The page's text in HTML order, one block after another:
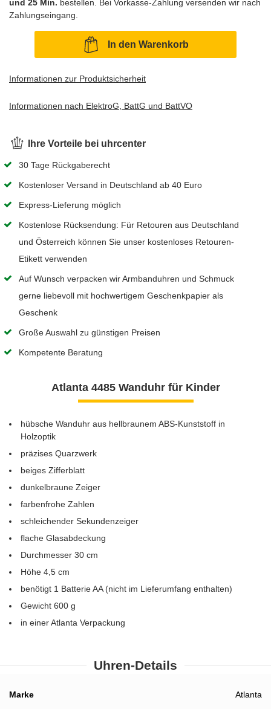
und 25 Min. bestellen. Bei Vorkasse-Zahlung versenden wir nach
Zahlungseingang.
In den Warenkorb
Informationen zur Produktsicherheit
Informationen nach ElektroG, BattG und BattVO
Ihre Vorteile bei uhrcenter
30 Tage Rückgaberecht
Kostenloser Versand in Deutschland ab 40 Euro
Express-Lieferung möglich
Kostenlose Rücksendung: Für Retouren aus Deutschland
und Österreich können Sie unser kostenloses Retouren-
Etikett verwenden
Auf Wunsch verpacken wir Armbanduhren und Schmuck
gerne liebevoll mit hochwertigem Geschenkpapier als
Geschenk
Große Auswahl zu günstigen Preisen
Kompetente Beratung
Atlanta 4485 Wanduhr für Kinder
hübsche Wanduhr aus hellbraunem ABS-Kunststoff in
Holzoptik
präzises Quarzwerk
beiges Zifferblatt
dunkelbraune Zeiger
farbenfrohe Zahlen
schleichender Sekundenzeiger
flache Glasabdeckung
Durchmesser 30 cm
Höhe 4,5 cm
benötigt 1 Batterie AA (nicht im Lieferumfang enthalten)
Gewicht 600 g
in einer Atlanta Verpackung
Uhren-Details
Details
Marke Atlanta